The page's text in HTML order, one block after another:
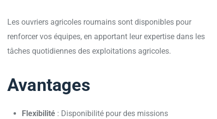
Les ouvriers agricoles roumains sont disponibles pour
renforcer vos équipes, en apportant leur expertise dans les
tâches quotidiennes des exploitations agricoles.
Avantages
Flexibilité : Disponibilité pour des missions